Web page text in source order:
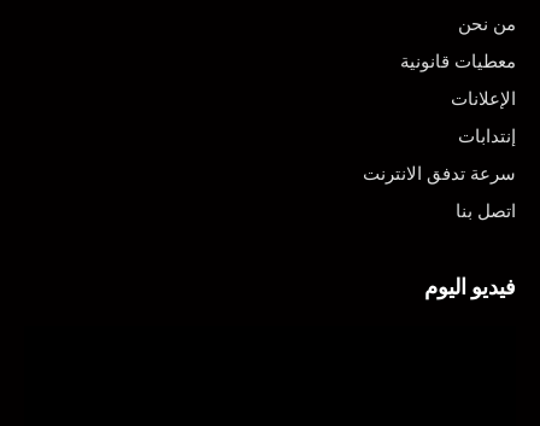
من نحن
معطيات قانونية
الإعلانات
إنتدابات
سرعة تدفق الانترنت
اتصل بنا
فيديو اليوم